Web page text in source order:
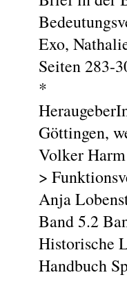
Exo,
Seiten 283-
*
Göttingen,
Volker Harm
>
Anja
Band 5.2
Historische
Handbuch